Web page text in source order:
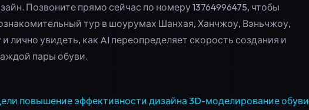
Позвоните прямо сейчас по номеру 13764996475, чтобы
тур в шоурумах Шанхая, Ханчжоу, Вэньчжоу,
лично увидеть, как AI переопределяет скорость создания и
пары обуви.
повышение эффективности дизайна 3D-моделирование обуви